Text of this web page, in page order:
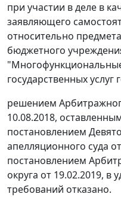
при участии в деле в
заявляющего
относительно
бюджетного
государственных
решением
10.08.2018,
постановлением
апелляционного суда
постановлением
округа от 19.02.2019, в
требований отказано.